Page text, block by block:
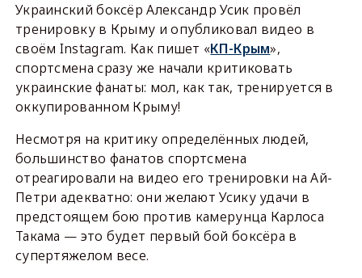
Украинский боксёр Александр Усик провёл
тренировку в Крыму и опубликовал видео в
своём Instagram. Как пишет «КП-Крым»,
спортсмена сразу же начали критиковать
украинские фанаты: мол, как так, тренируется в
оккупированном Крыму!
Несмотря на критику определённых людей,
большинство фанатов спортсмена
отреагировали на видео его тренировки на Ай-
Петри адекватно: они желают Усику удачи в
предстоящем бою против камерунца Карлоса
Такама — это будет первый бой боксёра в
супертяжелом весе.